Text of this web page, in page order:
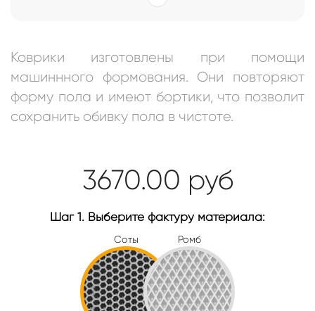
Коврики изготовлены при помощи
машиннного формования. Они повторяют
форму пола и имеют бортики, что позволит
сохранить обивку пола в чистоте.
3670.00 руб
Шаг 1. Выберите фактуру материала:
Соты Ромб